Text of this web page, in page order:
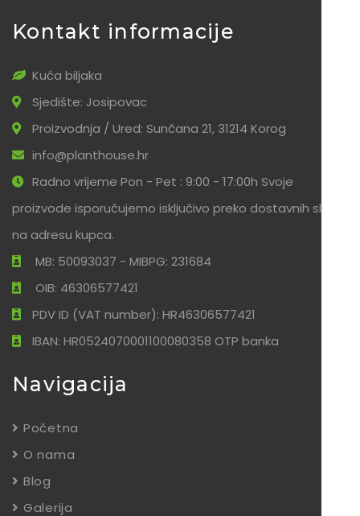
Kontakt informacije
Kuća biljaka
Sjedište: Josipovac
Proizvodnja / Ured: Sunčana 21, 31214 Korog
info@planthouse.hr
Radno vrijeme Pon - Pet : 9:00 - 17:00h Svoje
proizvode isporučujemo isključivo preko dostavnih službi
na adresu kupca.
MB: 50093037 - MIBPG: 231684
OIB: 46306577421
PDV ID (VAT number): HR46306577421
IBAN: HR0524070001100080358 OTP banka
Navigacija
Početna
O nama
Blog
Galerija